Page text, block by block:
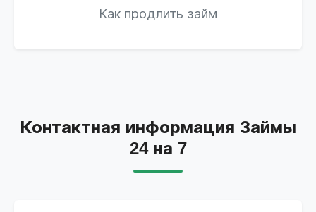
Как продлить займ
Контактная информация Займы
24 на 7